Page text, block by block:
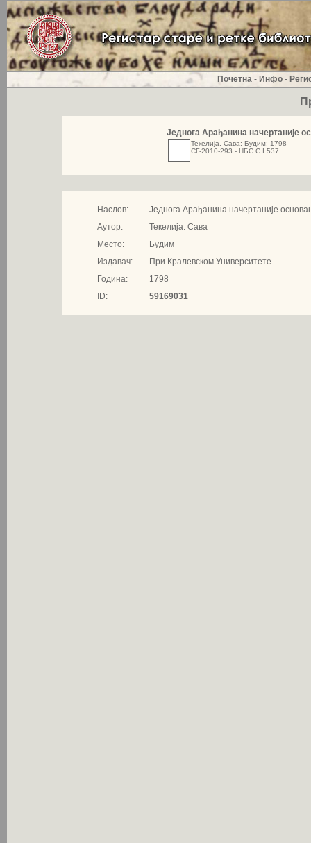
Почетна - Инфо -
Једнога Арађанина начертаније
Текелија. Сава; Будим; 1798
СГ-2010-293 - НБС С I 537
Наслов:
Једнога Арађанина начертаније
Аутор:
Текелија. Сава
Место:
Будим
Издавач:
При Кралевском Университете
Година:
1798
ID:
59169031